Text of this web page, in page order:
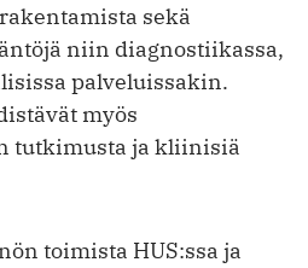
sekä
niin diagnostiikassa,
palveluissakin.
myös
tutkimusta ja kliinisiä
toimista HUS:ssa ja